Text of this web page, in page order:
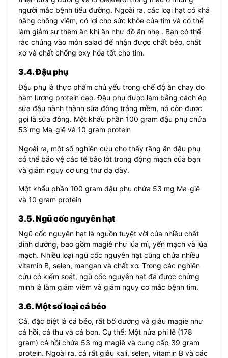
người mắc bệnh tiểu đường. Ngoài ra, các loại hạt có khả
năng chống viêm, có lợi cho sức khỏe của tim và có thể
làm giảm sự thèm ăn khi ăn như đồ ăn nhẹ . Bạn có thể
rắc chúng vào món salad để nhận được chất béo, chất
xơ và chất chống oxy hóa tốt cho tim.
3.4. Đậu phụ
Đậu phụ là thực phẩm chủ yếu trong chế độ ăn chay do
hàm lượng protein cao. Đậu phụ được làm bằng cách ép
sữa đậu nành thành sữa đông trắng mềm, nó còn được
gọi là sữa đông. Một khẩu phần 100 gram đậu phụ chứa
53 mg Ma-giê và 10 gram protein
Ngoài ra, một số nghiên cứu cho thấy rằng ăn đậu phụ
có thể bảo vệ các tế bào lót trong động mạch của bạn
và giảm nguy cơ ung thư dạ dày.
Một khẩu phần 100 gram đậu phụ chứa 53 mg Ma-giê
và 10 gram protein
3.5. Ngũ cốc nguyên hạt
Ngũ cốc nguyên hạt là nguồn tuyệt vời của nhiều chất
dinh dưỡng, bao gồm magiê như lúa mì, yến mạch và lúa
mạch. Nhiều loại ngũ cốc nguyên hạt cũng chứa nhiều
vitamin B, selen, mangan và chất xơ. Trong các nghiên
cứu có kiểm soát, ngũ cốc nguyên hạt đã được chứng
minh là làm giảm viêm và giảm nguy cơ mắc bệnh tim.
3.6. Một số loại cá béo
Cá, đặc biệt là cá béo, rất bổ dưỡng và giàu magie như
cá hồi, cá thu và cá bơn. Cụ thể: Một nửa phi lê (178
gram) cá hồi chứa 53 mg magiê và cung cấp 39 gram
protein. Ngoài ra, cá rất giàu kali, selen, vitamin B và các